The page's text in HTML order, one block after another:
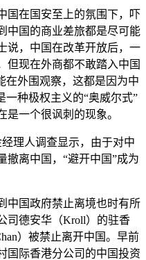
国在国安至上的氛围下，吓
中国的商业差旅都是尽可能
说，中国在改革开放后，一
但现在外商都不敢踏入中国
在外围观察，这都是因为中
一种极权主义的“奥威尔式”
一个很讽刺的现象。
理人调查显示，由于对中
撤离中国，“避开中国”成为
中国政府禁止离境也时有所
司德安华（Kroll）的驻香
）被禁止离开中国。早前
国际香港分公司的中国投资